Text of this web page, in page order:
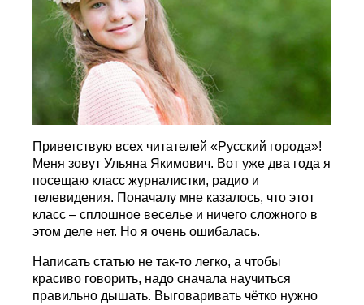
Приветствую всех читателей «Русский города»!
Меня зовут Ульяна Якимович. Вот уже два года я
посещаю класс журналистки, радио и
телевидения. Поначалу мне казалось, что этот
класс – сплошное веселье и ничего сложного в
этом деле нет. Но я очень ошибалась.
Написать статью не так-то легко, а чтобы
красиво говорить, надо сначала научиться
правильно дышать. Выговаривать чётко нужно